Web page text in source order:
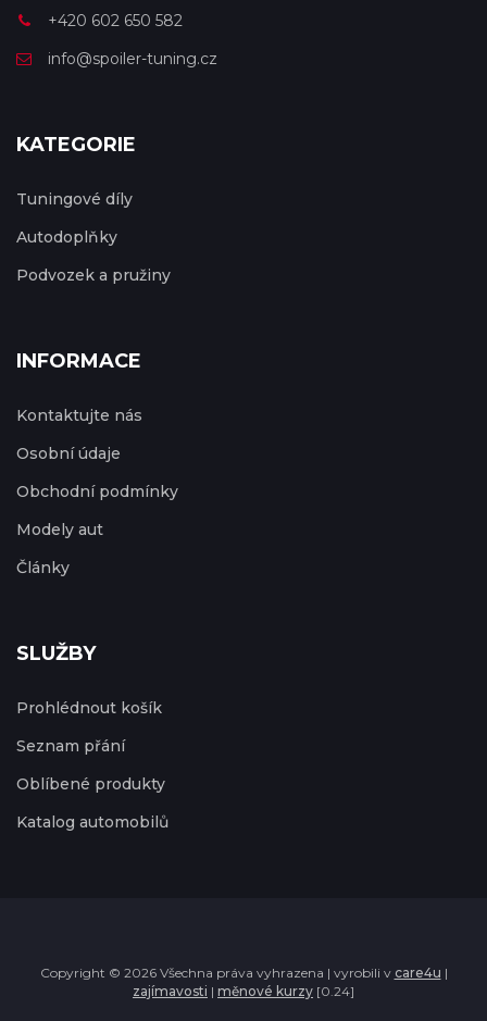
+420 602 650 582
info@spoiler-tuning.cz
KATEGORIE
Tuningové díly
Autodoplňky
Podvozek a pružiny
INFORMACE
Kontaktujte nás
Osobní údaje
Obchodní podmínky
Modely aut
Články
SLUŽBY
Prohlédnout košík
Seznam přání
Oblíbené produkty
Katalog automobilů
Copyright © 2026 Všechna práva vyhrazena | vyrobili v care4u |
zajímavosti | měnové kurzy [0.24]